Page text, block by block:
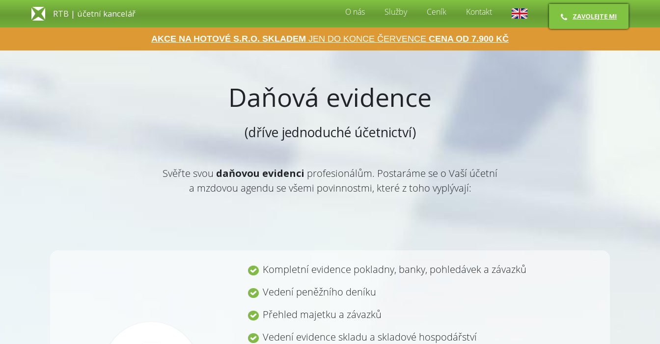
AKCE NA HOTOVÉ S.R.O. SKLADEM JEN DO KONCE ČERVENCE CENA OD 7.900 KČ
RTB | účetní kancelář O nás Služby Ceník Kontakt ZAVOLEJTE MI
Daňová evidence
(dříve jednoduché účetnictví)
Svěřte svou daňovou evidenci profesionálům. Postaráme se o Vaší účetní
a mzdovou agendu se všemi povinnostmi, které z toho vyplývají:
Kompletní evidence pokladny, banky, pohledávek a závazků
Vedení peněžního deníku
Přehled majetku a závazků
Vedení evidence skladu a skladové hospodářství